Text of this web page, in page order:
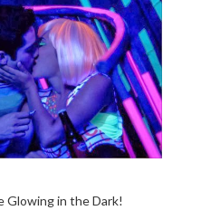
Glowing in the Dark!